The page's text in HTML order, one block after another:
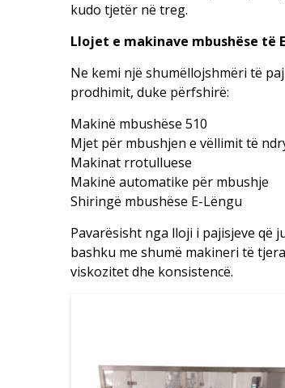
kudo tjetër në treg.
Llojet e makinave mbushëse të
Ne kemi një shumëllojshmëri të
prodhimit, duke përfshirë:
Makinë mbushëse 510
Mjet për mbushjen e vëllimit të
Makinat rrotulluese
Makinë automatike për mbushje
Shiringë mbushëse E-Lëngu
Pavarësisht nga lloji i pajisjeve që
bashku me shumë makineri të
viskozitet dhe konsistencë.